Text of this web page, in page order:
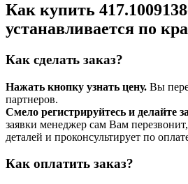
Как купить
устанавливается по
Как сделать заказ?
Нажать кнопку узнать цену. Вы
партнеров.
Смело регистрируйтесь и делайте
заявки менеджер сам Вам
деталей и проконсультирует по
Как оплатить заказ?